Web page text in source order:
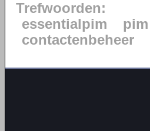
Trefwoorden:
essentialpim
pim
contactenbeheer